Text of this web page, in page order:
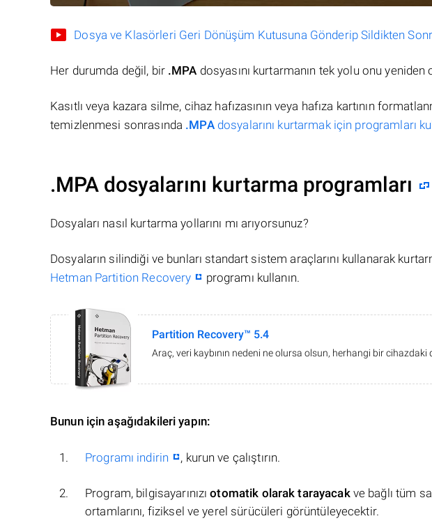
Dosya ve Klasörleri Geri Dönüşüm Kutusuna Gönderip Sildikten
Her durumda değil, bir .MPA dosyasını kurtarmanın tek yolu onu yeniden
Kasıtlı veya kazara silme, cihaz hafızasının veya hafıza kartının
temizlenmesi sonrasında .MPAdosyalarını kurtarmak için programları
.MPA dosyalarını kurtarma programları
Dosyaları nasıl kurtarma yollarını mı arıyorsunuz?
Dosyaların silindiği ve bunları standart sistem araçlarını kullanarak
Hetman Partition Recovery
programı kullanın.
Partition Recovery™ 5.4
Araç, veri kaybının nedeni ne olursa olsun, herhangi bir cihazdaki
Bunun için aşağıdakileri yapın:
Programı indirin , kurun ve çalıştırın.
Program, bilgisayarınızıotomatik olarak tarayacakve bağlı tüm
ortamlarını, fiziksel ve yerel sürücüleri görüntüleyecektir.